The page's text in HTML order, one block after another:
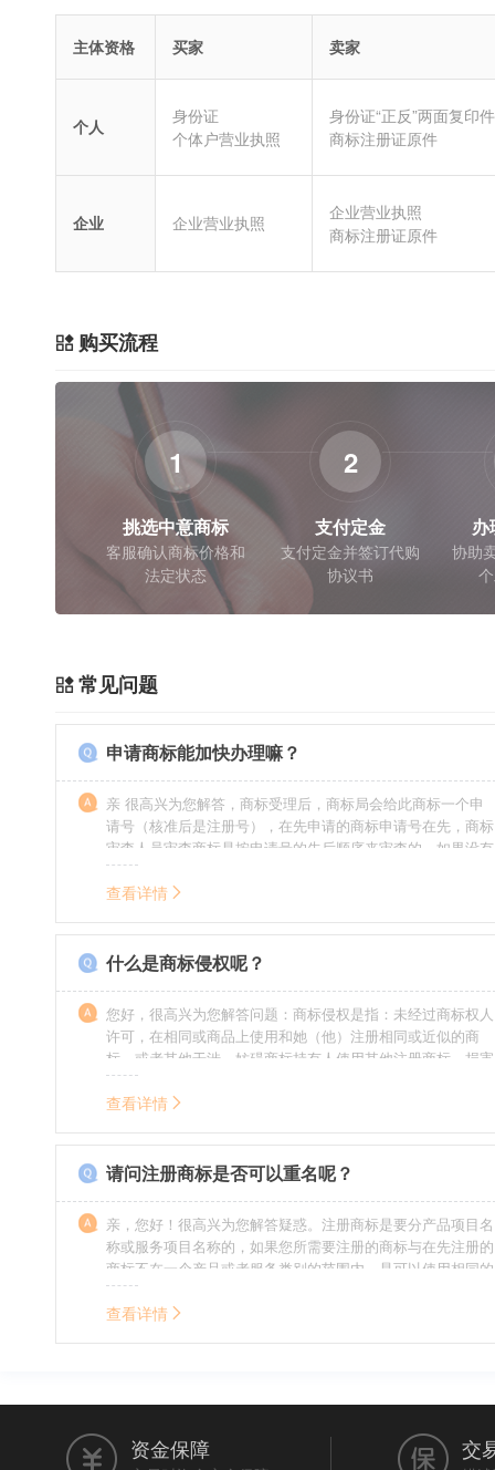
主体资格 买家 卖家
个人
身份证
个体户营业执照
身份证“正反”两面复印件
商标注册证原件
企业 企业营业执照
企业营业执照
商标注册证原件
购买流程
1
挑选中意商标
客服确认商标价格和
法定状态
2
支付定金
支付定金并签订代购
协议书
办
协助
常见问题
申请商标能加快办理嘛？
亲 很高兴为您解答，商标受理后，商标局会给此商标一个申
请号（核准后是注册号），在先申请的商标申请号在先，商标
审查人员审查商标是按申请号的先后顺序来审查的，如果没有
特殊情况（受理案件需要，被异议等），不会延迟也不会提
前。
查看详情
什么是商标侵权呢？
您好，很高兴为您解答问题：商标侵权是指：未经过商标权人
许可，在相同或商品上使用和她（他）注册相同或近似的商
标，或者其他干涉、妨碍商标持有人使用其他注册商标，损害
商标持有人合法权益的其他行为。侵权的人通常需要承担侵权
的责任，明知侵权的行为的人要承担赔偿的责任。情节严重
查看详情
请问注册商标是否可以重名呢？
亲，您好！很高兴为您解答疑惑。注册商标是要分产品项目名
称或服务项目名称的，如果您所需要注册的商标与在先注册的
商标不在一个产品或者服务类别的范围内，是可以使用相同的
名称的。希望我的回答能帮到您。
查看详情
资金保障 交